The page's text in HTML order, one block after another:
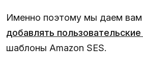
Именно поэтому мы даем
добавлять
шаблоны Amazon SES.